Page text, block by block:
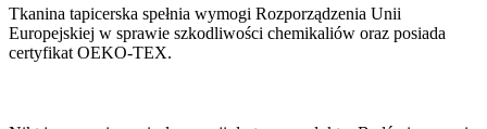
Tkanina tapicerska spełnia wymogi Rozporządzenia Unii
Europejskiej w sprawie szkodliwości chemikaliów oraz posiada
certyfikat OEKO-TEX.